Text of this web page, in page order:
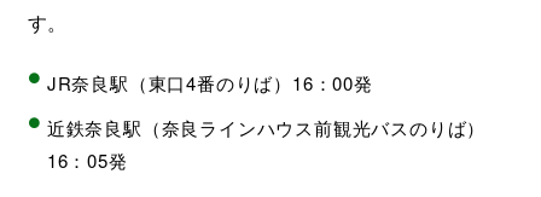
す。
JR奈良駅（東口4番のりば）16：00発
近鉄奈良駅（奈良ラインハウス前観光バスのりば）
16：05発